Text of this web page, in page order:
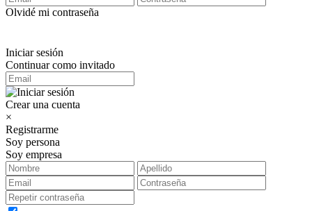
Olvidé mi contraseña
Iniciar sesión
Continuar como invitado
Crear una cuenta
×
Registrarme
Soy persona
Soy empresa